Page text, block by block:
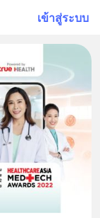
เข้าสู่ระบบ